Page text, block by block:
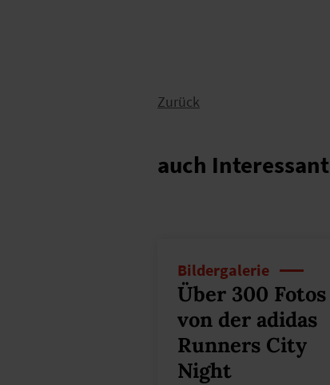
Zurück
auch Interessant
Bildergalerie
Über 300 Fotos
von der adidas
Runners City
Night